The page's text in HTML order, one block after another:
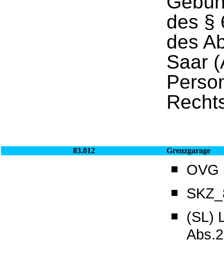
des §
des
Saar
83.012 Grenzgarage
OVG
(SL)